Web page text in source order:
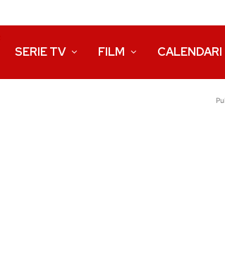
SERIE TV FILM CALENDARI